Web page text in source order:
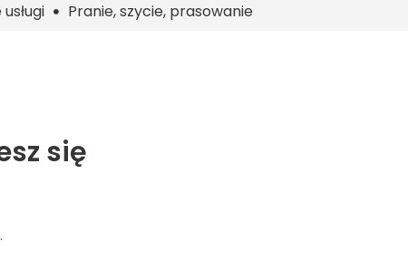
Pranie, szycie, prasowanie
się